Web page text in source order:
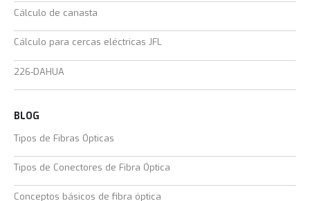
Cálculo de canasta
Cálculo para cercas eléctricas JFL
226-DAHUA
BLOG
Tipos de Fibras Ópticas
Tipos de Conectores de Fibra Óptica
Conceptos básicos de fibra óptica